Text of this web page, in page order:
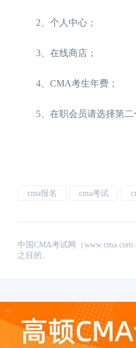
2、个人中心；
3、在线商店；
4、CMA考生年费；
5、在职会员请选择第二
cma报名 cma考试
中国CMA考试网（
之目的。